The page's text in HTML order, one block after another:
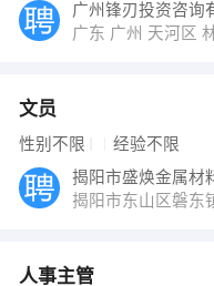
广州锋刃投资咨询
广东 广州 天河区
文员
性别不限 经验不限
揭阳市盛焕金属材
揭阳市东山区磐东
人事主管